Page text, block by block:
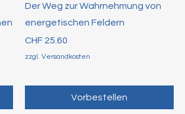
Der Weg zur Wahrnehmung von
energetischen Feldern
Preis
CHF 25.60
zzgl. Versandkosten
Vorbestellen